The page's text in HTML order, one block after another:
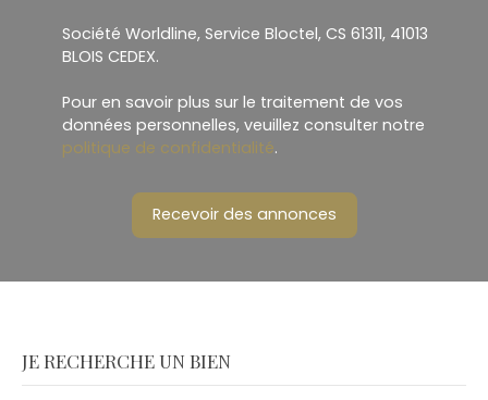
Société Worldline, Service Bloctel, CS 61311, 41013
BLOIS CEDEX.
Pour en savoir plus sur le traitement de vos
données personnelles, veuillez consulter notre
politique de confidentialité.
Recevoir des annonces
JE RECHERCHE UN BIEN